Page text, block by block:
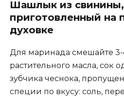
Шашлык из свинины,
приготовленный на
духовке
Для маринада смешайте
растительного масла, сок
зубчика чеснока,
специи по вкусу: соль,